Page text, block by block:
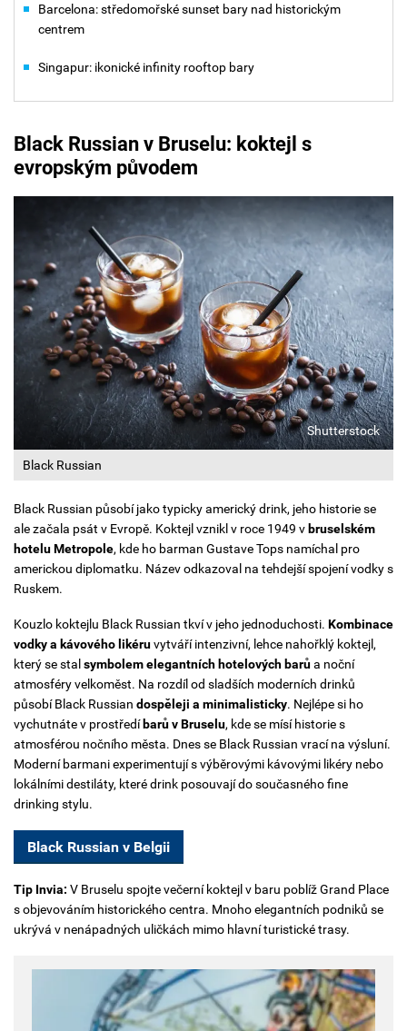
Barcelona: středomořské sunset bary nad historickým
centrem
Singapur: ikonické infinity rooftop bary
Black Russian v Bruselu: koktejl s
evropským původem
Black Russian
Shutterstock
Black Russian působí jako typicky americký drink, jeho historie se
ale začala psát v Evropě. Koktejl vznikl v roce 1949 v bruselském
hotelu Metropole, kde ho barman Gustave Tops namíchal pro
americkou diplomatku. Název odkazoval na tehdejší spojení vodky s
Ruskem.
Kouzlo koktejlu Black Russian tkví v jeho jednoduchosti. Kombinace
vodky a kávového likéruvytváří intenzivní, lehce nahořklý koktejl,
který se stal symbolem elegantních hotelových barůa noční
atmosféry velkoměst. Na rozdíl od sladších moderních drinků
působí Black Russian dospěleji a minimalisticky. Nejlépe si ho
vychutnáte v prostředíbarů v Bruselu, kde se mísí historie s
atmosférou nočního města. Dnes se Black Russian vrací na výsluní.
Moderní barmani experimentují s výběrovými kávovými likéry nebo
lokálními destiláty, které drink posouvají do současného fine
drinking stylu.
Black Russian v Belgii
Tip Invia: V Bruselu spojte večerní koktejl v baru poblíž Grand Place
s objevováním historického centra. Mnoho elegantních podniků se
ukrývá v nenápadných uličkách mimo hlavní turistické trasy.